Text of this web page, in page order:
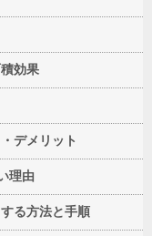
効果
デメリット
理由
る方法と手順